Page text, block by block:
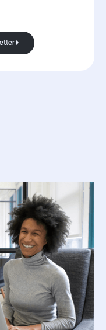
à la newsletter